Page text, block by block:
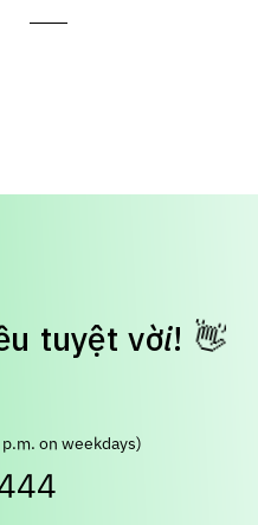
u tuyệt vời! 👋
on weekdays)